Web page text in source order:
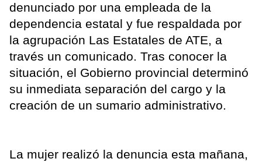
denunciado por una empleada de la
dependencia estatal y fue respaldada por
la agrupación Las Estatales de ATE, a
través un comunicado. Tras conocer la
situación, el Gobierno provincial determinó
su inmediata separación del cargo y la
creación de un sumario administrativo.
La mujer realizó la denuncia esta mañana,